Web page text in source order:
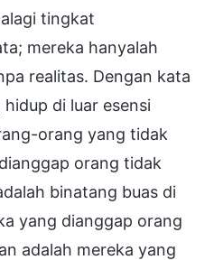
tingkat
mereka hanyalah
realitas. Dengan kata
di luar esensi
orang yang tidak
orang tidak
binatang buas di
yang dianggap orang
adalah mereka yang